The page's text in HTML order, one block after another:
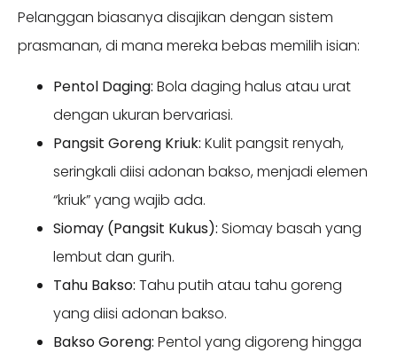
Pelanggan biasanya disajikan dengan sistem
prasmanan, di mana mereka bebas memilih isian:
Pentol Daging: Bola daging halus atau urat
dengan ukuran bervariasi.
Pangsit Goreng Kriuk: Kulit pangsit renyah,
seringkali diisi adonan bakso, menjadi elemen
“kriuk” yang wajib ada.
Siomay (Pangsit Kukus): Siomay basah yang
lembut dan gurih.
Tahu Bakso: Tahu putih atau tahu goreng
yang diisi adonan bakso.
Bakso Goreng: Pentol yang digoreng hingga